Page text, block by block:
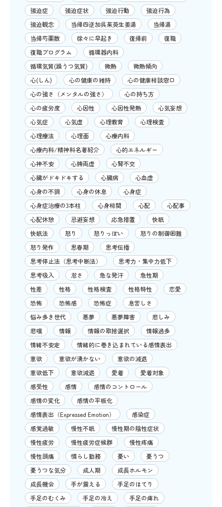
強迫症
強迫症状 強迫行動
強迫行為
強迫観念
当帰四逆加呉茱萸生姜湯
当帰湯
当帰芍薬散
徐々に早起き 復帰前
復職
復職プログラム
循環器内科
循環気質(躁うつ気質)
微熱
微熱傾向
心(しん)
心の健康の維持
心の健康相談窓口
心の強さ（メンタルの強さ）
心の持ち方
心の疲労度
心因性 心因性発熱
心気妄想
心気症
心気虚 心理教育
心理検査
心理療法
心理面
心療内科
心療内科/精神科名著紹介
心的エネルギー
心神不安
心脾両虚
心腎不交
心臓がドキドキする
心臓病
心血虚
心身の不調
心身の休息
心身症
心身症治療の3本柱
心身相関 心配
心配事
心配休憩
忌避妄想 応急措置
快眠
快眠法
怒り 怒りっぽい
怒りの制御困難
怒り発作
思春期
思考伝播
思考停止法（思考中断法）
思考力・集中力低下
思考吸入
怠さ 急な発汗
急性期
性差
性格 性格検査 性格特性
恋愛
恐怖
恐怖感 恐怖症
息苦しさ
悩み多き世代
悪夢 悪夢障害
悲しみ
悲嘆
情報 情報の取捨選択
情報過多
情緒不安定
情緒的に巻き込まれている感情表出
意欲
意欲が湧かない
意欲の減退
意欲低下
意欲減退 愛着
愛着対象
感受性
感情
感情のコントロール
感情の変化
感情の平板化
感情表出（Expressed Emotion）
感染症
感覚過敏
慢性不眠
慢性期の陰性症状
慢性疲労
慢性疲労症候群
慢性疼痛
慢性頭痛
慣らし勤務 憂い
憂うつ
憂うつな気分
成人期
成長ホルモン
成長機会
手が震える
手足のほてり
手足のむくみ
手足の冷え
手足の痺れ